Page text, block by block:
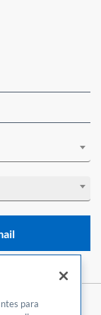
para